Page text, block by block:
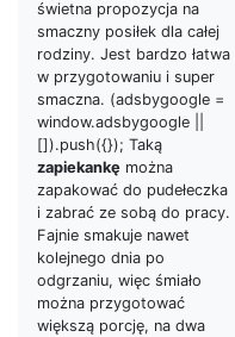
świetna propozycja na
smaczny posiłek dla całej
rodziny. Jest bardzo łatwa
w przygotowaniu i super
smaczna. (adsbygoogle =
window.adsbygoogle ||
[]).push({}); Taką
zapiekankę można
zapakować do pudełeczka
i zabrać ze sobą do pracy.
Fajnie smakuje nawet
kolejnego dnia po
odgrzaniu, więc śmiało
można przygotować
większą porcję, na dwa